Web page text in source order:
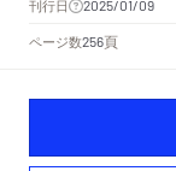
刊行日 2025/01/09
ページ数256頁